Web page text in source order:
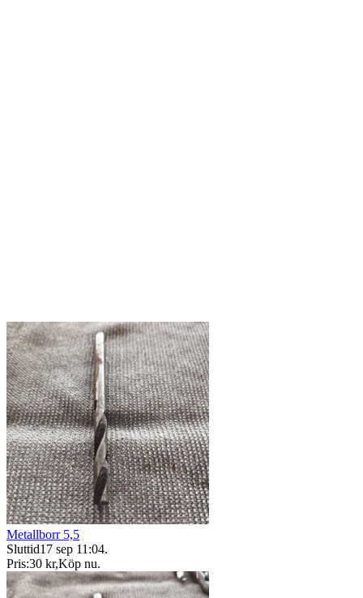
Metallborr 5,5
Sluttid17 sep 11:04.
Pris:30 kr,Köp nu.